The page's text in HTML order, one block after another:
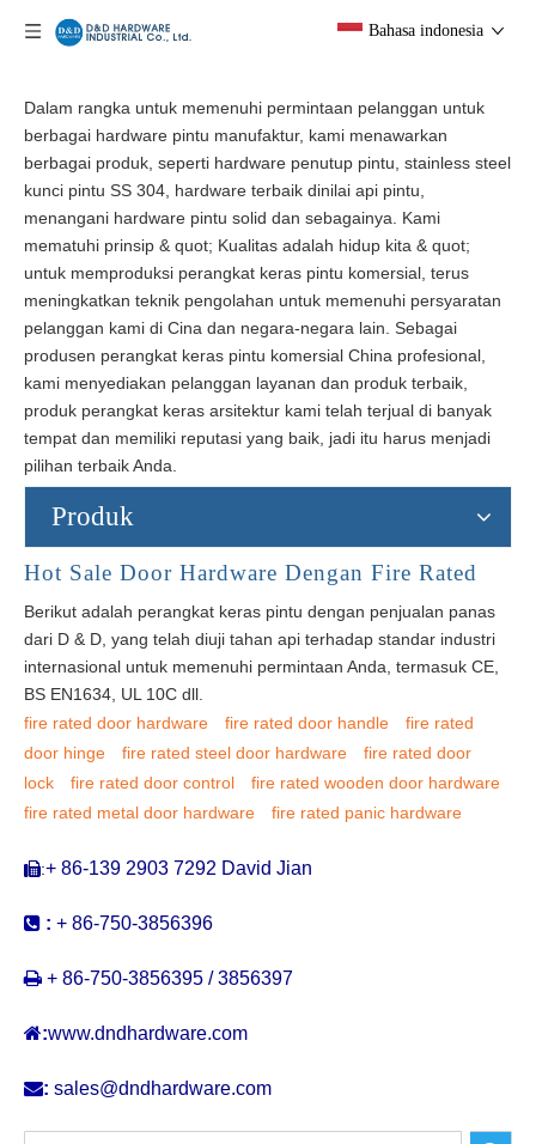
Bahasa indonesia
Dalam rangka untuk memenuhi permintaan pelanggan untuk
berbagai hardware pintu manufaktur, kami menawarkan
berbagai produk, seperti hardware penutup pintu, stainless steel
kunci pintu SS 304, hardware terbaik dinilai api pintu,
menangani hardware pintu solid dan sebagainya. Kami
mematuhi prinsip & quot; Kualitas adalah hidup kita & quot;
untuk memproduksi perangkat keras pintu komersial, terus
meningkatkan teknik pengolahan untuk memenuhi persyaratan
pelanggan kami di Cina dan negara-negara lain. Sebagai
produsen perangkat keras pintu komersial China profesional,
kami menyediakan pelanggan layanan dan produk terbaik,
produk perangkat keras arsitektur kami telah terjual di banyak
tempat dan memiliki reputasi yang baik, jadi itu harus menjadi
pilihan terbaik Anda.
Produk
Hot Sale Door Hardware Dengan Fire Rated
Berikut adalah perangkat keras pintu dengan penjualan panas
dari D & D, yang telah diuji tahan api terhadap standar industri
internasional untuk memenuhi permintaan Anda, termasuk CE,
BS EN1634, UL 10C dll.
fire rated door hardware
fire rated door handle
fire rated
door hinge
fire rated steel door hardware
fire rated door
lock
fire rated door control
fire rated wooden door hardware
fire rated metal door hardware
fire rated panic hardware
:+ 86-139 2903 7292 David Jian
 : + 86-750-3856396
 + 86-750-3856395 / 3856397
:www.dndhardware.com
: sales@dndhardware.com